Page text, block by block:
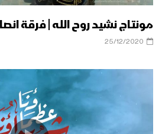
مونتاج نشيد روح الله | فرقة انصار الله
25/12/2020